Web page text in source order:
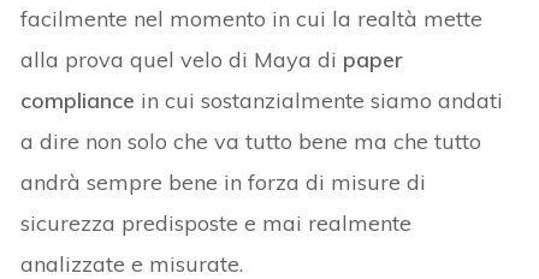
facilmente nel momento in cui la realtà mette
alla prova quel velo di Maya di paper
compliance in cui sostanzialmente siamo andati
a dire non solo che va tutto bene ma che tutto
andrà sempre bene in forza di misure di
sicurezza predisposte e mai realmente
analizzate e misurate.